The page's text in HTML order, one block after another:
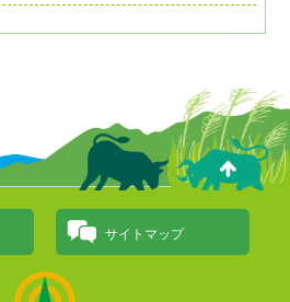
サイトマップ